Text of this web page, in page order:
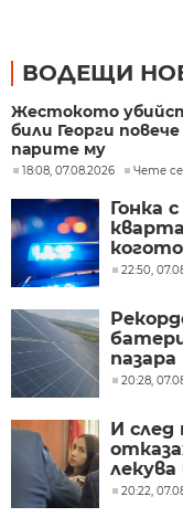
ВОДЕЩИ
Жестокото
били Георги
парите му
18:08, 07.08.2026 Чете се
Гонка
22:50,
пазара
20:28,
И след
лекува
20:22,